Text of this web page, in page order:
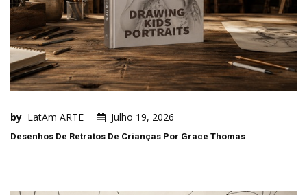
by LatAm ARTE Julho 19, 2026
Desenhos De Retratos De Crianças Por Grace Thomas